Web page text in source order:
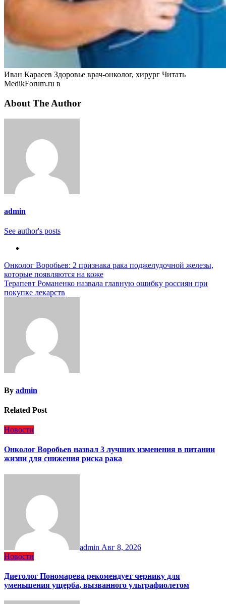
Иван Карасев Здоровье врач-онколог, хирург Читать
MedikForum.ru в
About The Author
admin
See author's posts
Навигация
по
записям
Онколог Воробьев: 2 признака рака поджелудочной железы,
которые появляются на коже
Терапевт Романенко назвала главную ошибку россиян при
покупке лекарств
By admin
Related Post
Новости
Онколог Воробьев назвал 3 лучших изменения в питании
жизни для снижения риска рака
admin Авг 8, 2026
Новости
Диетолог Пономарева рекомендует чернику для
уменьшения ущерба, вызванного ультрафиолетом